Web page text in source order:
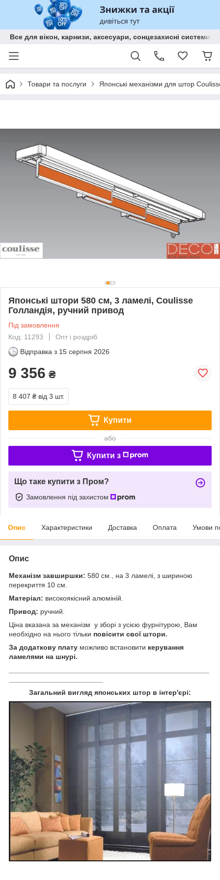
Все для вікон, карнизи, аксесуари, сонцезахисні
Товари та послуги Японські механізми для штор
Японські штори 580 см, 3 ламелі, Coulisse
Голландія, ручний привод
Під замовлення
Код: 11293
Опт і роздріб
Відправка з 15 серпня 2026
9 356 ₴
8 407 ₴ від 3 шт.
Купити
або
Купити з
Що таке купити з Пром?
Замовлення під захистом
Опис Характеристики Доставка Оплата Умови
Опис
Механізм завширшки: 580 см., на 3 ламелі, з шириною
перекриття 10 см.
Матеріал: високоякісний алюміній.
Привод: ручний.
Ціна вказана за механізм у зборі з усією фурнітурою, Вам
необхідно на нього тільки повісити свої штори.
За додаткову плату можливо встановити керування
ламелями на шнурі.
Загальний вигляд японських штор в інтер'єрі: